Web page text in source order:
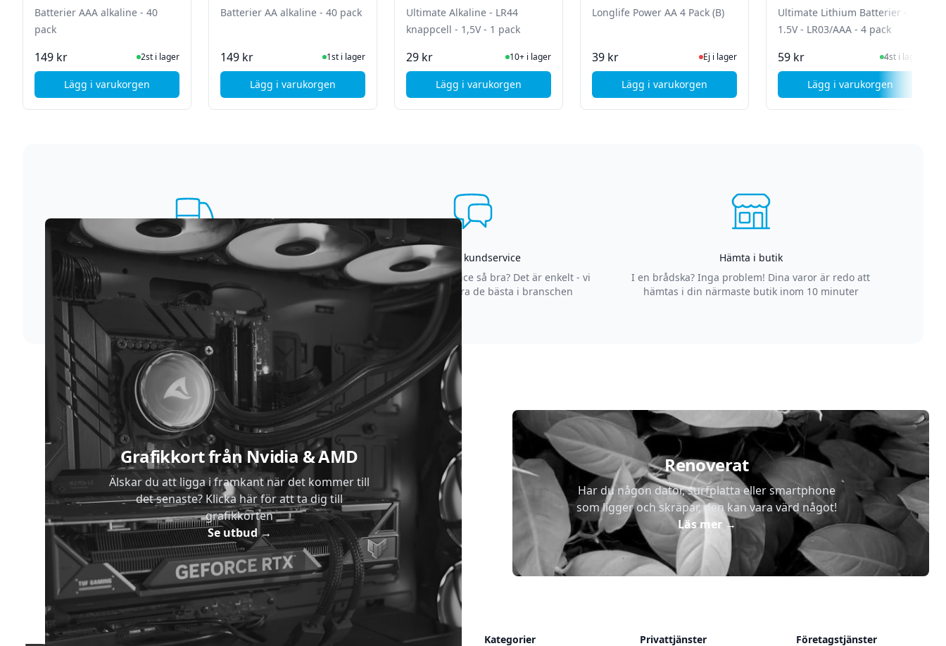
Batterier AAA alkaline - 40
pack
149 kr I Lager2st i lager
Lägg i varukorgen, Deltaco Batterier AAA alkaline - 40 pack
Batterier AA alkaline - 40 pack
149 kr I Lager1st i lager
Lägg i varukorgen, Deltaco Batterier AA alkaline - 40 pack
Ultimate Alkaline - LR44
knappcell - 1,5V - 1 pack
29 kr I Lager10+ i lager
Lägg i varukorgen, Deltaco Ultimate Alkaline - LR44 knappcell - 1,5V - 1 pack
Longlife Power AA 4 Pack (B)
39 kr Ej i lager, besök produktsidan för senaste status
Ej i lager
Lägg i varukorgen, VARTA Longlife Power AA 4 Pack (B)
Ultimate Lithium Batterier -
1.5V - LR03/AAA - 4 pack
59 kr I Lager4st i lager
Lägg i varukorgen, Deltaco Ultimate
Supersnabb leverans
Vi förstår att du inte vill vänta. Därför packar och
skickar vi dina varor med blixtens hastighet
Asgrym kundservice
Varför är vår kundservice så bra? Det är enkelt - vi
strävar efter att vara de bästa i branschen
Hämta i butik
I en brådska? Inga problem! Dina varor är redo att
hämtas i din närmaste butik inom 10 minuter
Grafikkort från Nvidia & AMD
Älskar du att ligga i framkant när det kommer till
det senaste? Klicka här för att ta dig till
grafikkorten
Se utbud→
Renoverat
Har du någon dator, surfplatta eller smartphone
som ligger och skräpar, den kan vara värd något!
Läs mer→
Kategorier Privattjänster Företagstjänster